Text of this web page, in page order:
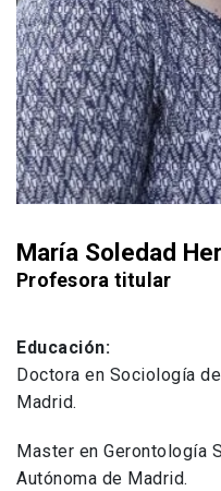
María Soledad
Profesora titular
Educación:
Doctora en Sociología
Madrid.
Master en Gerontología
Autónoma de Madrid.